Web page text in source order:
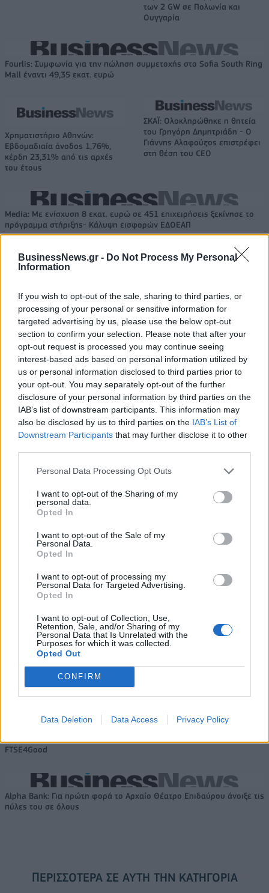
BusinessNews.gr - Do Not Process My Personal
Information
If you wish to opt-out of the sale, sharing to third parties, or
processing of your personal or sensitive information for
targeted advertising by us, please use the below opt-out
section to confirm your selection. Please note that after your
opt-out request is processed you may continue seeing
interest-based ads based on personal information utilized by
us or personal information disclosed to third parties prior to
your opt-out. You may separately opt-out of the further
disclosure of your personal information by third parties on the
IAB’s list of downstream participants. This information may
also be disclosed by us to third parties on the IAB’s List of
Downstream Participants that may further disclose it to other
Personal Data Processing Opt Outs
I want to opt-out of the Sharing of my
personal data.
Opted In
I want to opt-out of the Sale of my
Personal Data.
Opted In
I want to opt-out of processing my
Personal Data for Targeted Advertising.
Opted In
I want to opt-out of Collection, Use,
Retention, Sale, and/or Sharing of my
Personal Data that Is Unrelated with the
Purposes for which it was collected.
Opted Out
CONFIRM
Data Deletion Data Access Privacy Policy
των 2 GW σε Πολωνία και
Ουγγαρία
Fourlis: Συμφωνία για την πώληση συμμετοχής στο Sofia South Ring
Mall έναντι 49,35 εκατ. ευρώ
Χρηματιστήριο Αθηνών:
Εβδομαδιαία άνοδος 1,76%,
κέρδη 23,31% από τις αρχές
του έτους
ΣΚΑΪ: Ολοκληρώθηκε η θητεία
του Γρηγόρη Δημητριάδη - Ο
Γιάννης Αλαφούζος επιστρέφει
στη θέση του CEO
Media: Με ενίσχυση 8 εκατ. ευρώ σε 451 επιχειρήσεις ξεκίνησε το
πρόγραμμα στήριξης- Κάλυψη εισφορών ΕΔΟΕΑΠ
Η Toyota φέρνει νέα γενιά
αυτοκινητοβιομηχανία
Νέο Audi A2 e-tron με στόχο την κορυφή της αποδοτικότητας
Μισιακός: «Ο προπονητής είναι
υπεύθυνος και αναλαμβάνω την
ευθύνη»
Ο Γιάννης Αγραβάνης στον Βίκο
Ιωαννίνων
Ελληνική Αναπτυξιακή Τράπεζα: Με «προίκα» 2 δισ. ευρώ ανοίγει
εκατ. ευρώ και αύξηση κερδών
57% - Τα νέα στοιχήματα σε
low & non alcohol
Χρηματοοικονομικός
σύμβουλος της ΔΕΗ για την
Η Chery επενδύει 75 εκατ. δολάρια στην KG Mobility
Το FIAT 500 Hybrid τώρα από
18.990 ευρώ
FTSE4Good
Alpha Bank: Για πρώτη φορά το Αρχαίο Θέατρο Επιδαύρου άνοιξε τις
πύλες του σε όλους
ΠΕΡΙΣΣΌΤΕΡΑ ΣΕ ΑΥΤΉ ΤΗΝ ΚΑΤΗΓΟΡΊΑ